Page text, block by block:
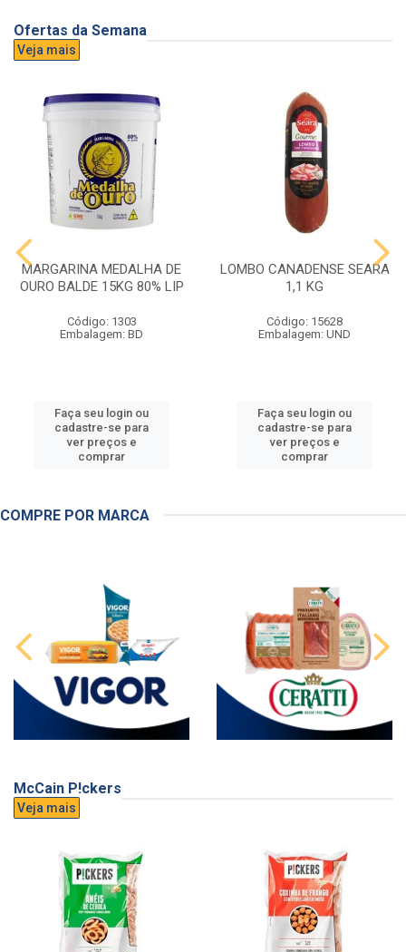
Ofertas da Semana
Veja mais
MARGARINA MEDALHA DE
OURO BALDE 15KG 80% LIP
Código: 1303
Embalagem: BD
Faça seu login ou
cadastre-se para
ver preços e
comprar
LOMBO CANADENSE SEARA
1,1 KG
Código: 15628
Embalagem: UND
Faça seu login ou
cadastre-se para
ver preços e
comprar
COMPRE POR MARCA
McCain P!ckers
Veja mais